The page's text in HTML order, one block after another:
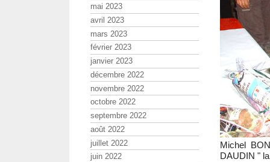
Michel
DAUDIN "
mai 2023
avril 2023
mars 2023
février 2023
janvier 2023
décembre 2022
novembre 2022
octobre 2022
septembre 2022
août 2022
juillet 2022
juin 2022